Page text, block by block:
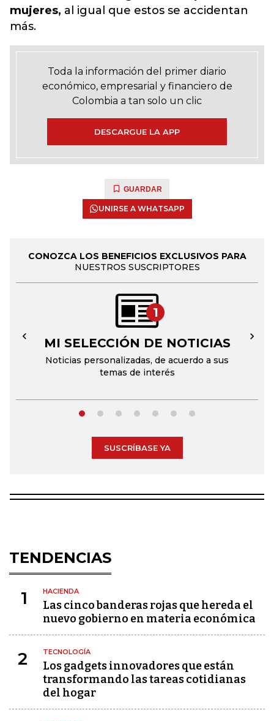
mujeres, al igual que estos se accidentan
más.
Toda la información del primer diario
económico, empresarial y financiero de
Colombia a tan solo un clic
DESCARGUE LA APP
GUARDAR
UNIRSE A WHATSAPP
CONOZCA LOS BENEFICIOS EXCLUSIVOS PARA
NUESTROS SUSCRIPTORES
1
MI SELECCIÓN DE NOTICIAS
Noticias personalizadas, de acuerdo a sus
temas de interés
← →
SUSCRÍBASE YA
TENDENCIAS
1 HACIENDA
Las cinco banderas rojas que hereda el
nuevo gobierno en materia económica
2 TECNOLOGÍA
Los gadgets innovadores que están
transformando las tareas cotidianas
del hogar